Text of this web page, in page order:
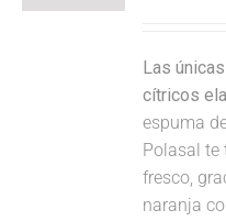
Las
cítricos
espuma
Polasal te
fresco,
naranja